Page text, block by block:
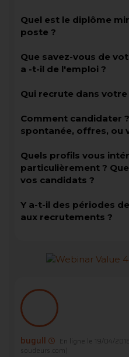
Quel est le diplôme
poste ?
Que savez-vous de
a -t-il de l'emploi ?
Qui recrute dans
Comment candidater
spontanée, offres, ou
Quels profils vous
particulièrement ?
vos candidats ?
Y a-t-il des périodes
aux recrutements ?
bugull En ligne le 19/04/2018
soudeurs.com)